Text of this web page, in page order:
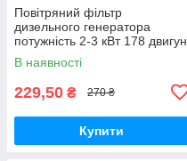
Повітряний фільтр
дизельного генератора
потужність 2-3 кВт 178 двигун
В наявності
229,50 ₴ 270 ₴
Купити